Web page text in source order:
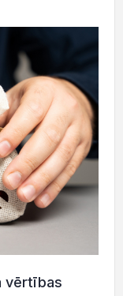
vērtības